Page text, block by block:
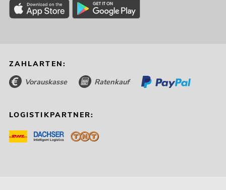
ZAHLARTEN:
Vorauskasse Ratenkauf
LOGISTIKPARTNER: